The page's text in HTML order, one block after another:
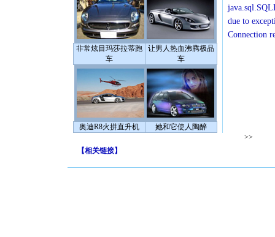
非常炫目玛莎拉蒂跑
车
让男人热血沸腾极品
车
奥迪R8火拼直升机 她和它使人陶醉
due to
Connection
>>
【相关链接】